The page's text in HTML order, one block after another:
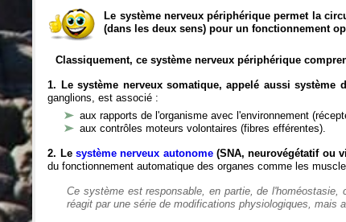
Le système nerveux périphérique permet la
(dans les deux sens) pour un fonctionnement
Classiquement, ce système nerveux périphérique
1. Le système nerveux somatique, appelé aussi système
ganglions, est associé :
aux rapports de l'organisme avec l'environnement
aux contrôles moteurs volontaires (fibres efférentes).
2. Le système nerveux autonome(SNA, neurovégétatif ou
du fonctionnement automatique des organes comme les
Ce système est responsable, en partie, de l'homéostasie,
réagit par une série de modifications physiologiques, mais